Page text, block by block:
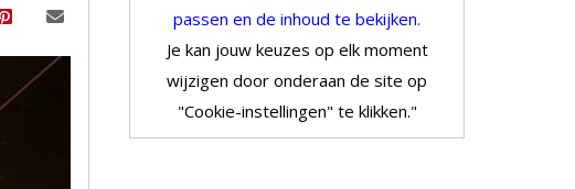
passen en de inhoud te bekijken.
Je kan jouw keuzes op elk moment
wijzigen door onderaan de site op
"Cookie-instellingen" te klikken."